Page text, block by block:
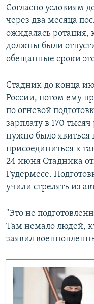
Согласно условиям
через два месяца
ожидалась ротация,
должны были
обещанные сроки
Стадник до конца
России, потом ему
по огневой
зарплату в 170
нужно было явиться
присоединиться к
24 июня Стадника
Гудермесе.
учили стрелять из
"Это не
Там немало людей,
заявил